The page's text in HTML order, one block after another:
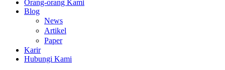
Orang-orang Kami
Blog
News
Artikel
Paper
Karir
Hubungi Kami